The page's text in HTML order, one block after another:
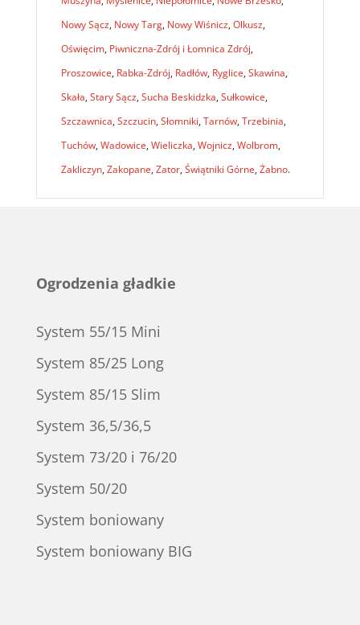
Nowy Sącz, Nowy Targ, Nowy Wiśnicz, Olkusz,
Oświęcim, Piwniczna-Zdrój i Łomnica Zdrój,
Proszowice, Rabka-Zdrój, Radłów, Ryglice, Skawina,
Skała, Stary Sącz, Sucha Beskidzka, Sułkowice,
Szczawnica, Szczucin, Słomniki, Tarnów, Trzebinia,
Tuchów, Wadowice, Wieliczka, Wojnicz, Wolbrom,
Zakliczyn, Zakopane, Zator, Świątniki Górne, Żabno.
Ogrodzenia gładkie
System 55/15 Mini
System 85/25 Long
System 85/15 Slim
System 36,5/36,5
System 73/20 i 76/20
System 50/20
System boniowany
System boniowany BIG